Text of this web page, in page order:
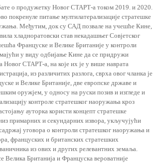
о продужетку Новог СТАРТ-а током 2019. и 2020.
покренуле питање мултилатерализације стратешке
Међутим, док су САД позвале на учешће Кине,
хладноратовски став некадашњег Совјетског
Француске и Велике Британије у контроли
у виду одбијање Кине да се придружи
Новог СТАРТ-а, на које их је у више наврата
из различитих разлога, сврха овог чланка је
и Велике Британије, две европске државе и
оружјем, у односу на руски позив и изгледе и
контроле стратешког наоружања кроз
ауторка користи концепт стратешке
примарних и секундарних извора, укључујући
уговора о контроли стратешког наоружања и
француских и британских стратешких
из ових и других релевантних земаља.
Велика Британија и Француска вероватније